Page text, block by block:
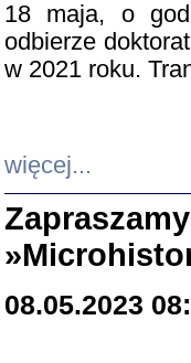
18 maja, o
odbierze
w 2021 roku.
więcej...
08.05.2023